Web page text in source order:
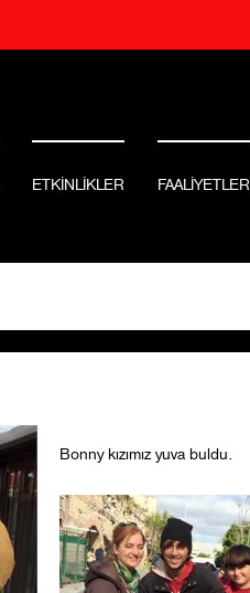
ETKİNLİKLER FAALİYETLER
Bonny kızımız yuva buldu.